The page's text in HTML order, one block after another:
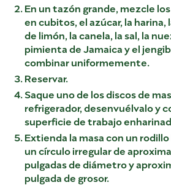
En un tazón grande, mezcle
en cubitos, el azúcar, la harina,
de limón, la canela, la sal, la
pimienta de Jamaica y el
combinar uniformemente.
Reservar.
Saque uno de los discos de
refrigerador, desenvuélvalo y
superficie de trabajo
Extienda la masa con un
un círculo irregular de
pulgadas de diámetro y
pulgada de grosor.